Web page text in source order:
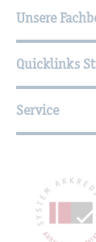
Unsere
Quicklinks
Service